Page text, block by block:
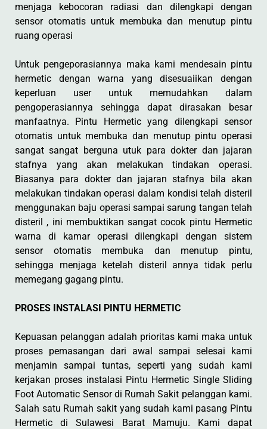
menjaga kebocoran radiasi dan dilengkapi dengan
sensor otomatis untuk membuka dan menutup pintu
ruang operasi
Untuk pengeporasiannya maka kami mendesain pintu
hermetic dengan warna yang disesuaiikan dengan
keperluan user untuk memudahkan dalam
pengoperasiannya sehingga dapat dirasakan besar
manfaatnya. Pintu Hermetic yang dilengkapi sensor
otomatis untuk membuka dan menutup pintu operasi
sangat sangat berguna utuk para dokter dan jajaran
stafnya yang akan melakukan tindakan operasi.
Biasanya para dokter dan jajaran stafnya bila akan
melakukan tindakan operasi dalam kondisi telah disteril
menggunakan baju operasi sampai sarung tangan telah
disteril , ini membuktikan sangat cocok pintu Hermetic
warna di kamar operasi dilengkapi dengan sistem
sensor otomatis membuka dan menutup pintu,
sehingga menjaga ketelah disteril annya tidak perlu
memegang gagang pintu.
PROSES INSTALASI PINTU HERMETIC
Kepuasan pelanggan adalah prioritas kami maka untuk
proses pemasangan dari awal sampai selesai kami
menjamin sampai tuntas, seperti yang sudah kami
kerjakan proses instalasi Pintu Hermetic Single Sliding
Foot Automatic Sensor di Rumah Sakit pelanggan kami.
Salah satu Rumah sakit yang sudah kami pasang Pintu
Hermetic di Sulawesi Barat Mamuju. Kami dapat